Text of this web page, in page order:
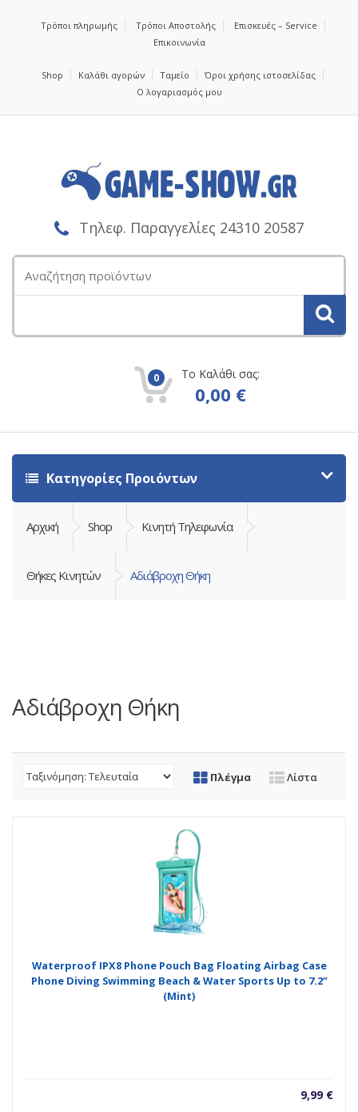
Τρόποι πληρωμής Τρόποι Αποστολής
Επισκευές – Service
Επικοινωνία
Shop Καλάθι αγορών Ταμείο
Όροι χρήσης ιστοσελίδας
Ο λογαριασμός μου
Τηλεφ. Παραγγελίες 24310 20587
για:
0 Το Καλάθι σας:
0,00 €
Κατηγορίες Προιόντων
Αρχική Shop Κινητή Τηλεφωνία
Θήκες Κινητών Αδιάβροχη Θήκη
Αδιάβροχη Θήκη
Πλέγμα Λίστα
Waterproof IPX8 Phone Pouch Bag Floating Airbag Case
Phone Diving Swimming Beach & Water Sports Up to 7.2”
(Mint)
9,99 €